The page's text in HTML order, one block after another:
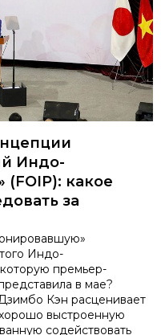
Индо-
(FOIP): какое
за
Индо-
премьер-
в мае?
Кэн расценивает
выстроенную
содействовать